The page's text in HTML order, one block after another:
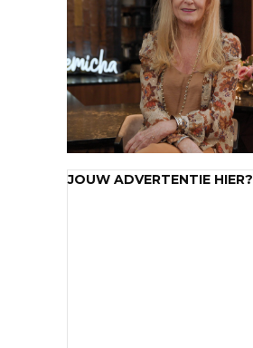
JOUW ADVERTENTIE HIER?